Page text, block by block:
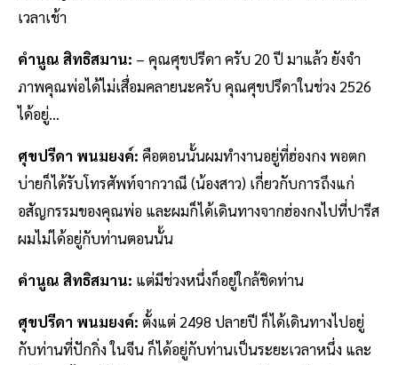
เวลาเช้า
คำนูณ สิทธิสมาน: – คุณศุขปรีดา ครับ 20 ปี มาแล้ว ยังจำ
ภาพคุณพ่อได้ไม่เสื่อมคลายนะครับ คุณศุขปรีดาในช่วง 2526
ได้อยู่…
ศุขปรีดา พนมยงค์: คือตอนนั้นผมทำงานอยู่ที่ฮ่องกง พอตก
บ่ายก็ได้รับโทรศัพท์จากวาณี (น้องสาว) เกี่ยวกับการถึงแก่
อสัญกรรมของคุณพ่อ และผมก็ได้เดินทางจากฮ่องกงไปที่ปารีส
ผมไม่ได้อยู่กับท่านตอนนั้น
คำนูณ สิทธิสมาน: แต่มีช่วงหนึ่งก็อยู่ใกล้ชิดท่าน
ศุขปรีดา พนมยงค์: ตั้งแต่ 2498 ปลายปี ก็ได้เดินทางไปอยู่
กับท่านที่ปักกิ่ง ในจีน ก็ได้อยู่กับท่านเป็นระยะเวลาหนึ่ง และ